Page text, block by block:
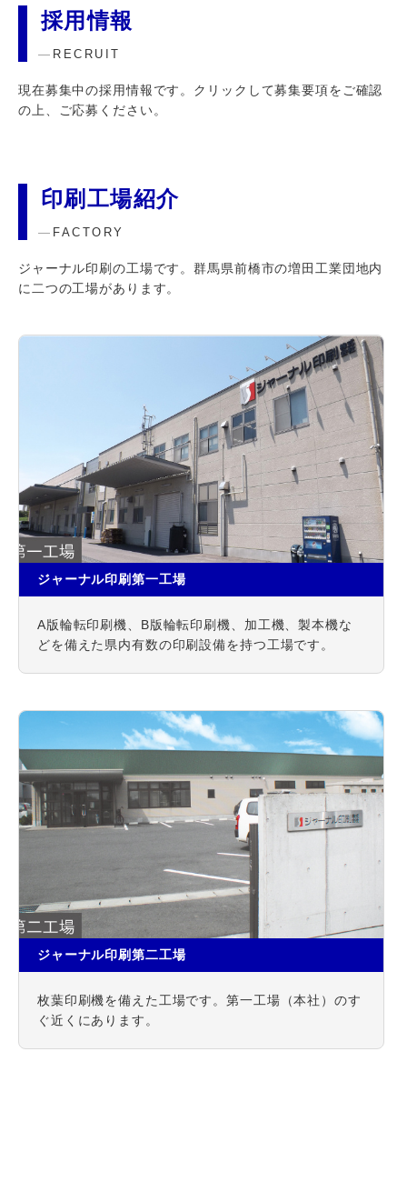
採用情報
RECRUIT
現在募集中の採用情報です。クリックして募集要項をご確認
の上、ご応募ください。
印刷工場紹介
FACTORY
ジャーナル印刷の工場です。群馬県前橋市の増田工業団地内
に二つの工場があります。
ジャーナル印刷第一工場
A版輪転印刷機、B版輪転印刷機、加工機、製本機な
どを備えた県内有数の印刷設備を持つ工場です。
ジャーナル印刷第二工場
枚葉印刷機を備えた工場です。第一工場（本社）のす
ぐ近くにあります。